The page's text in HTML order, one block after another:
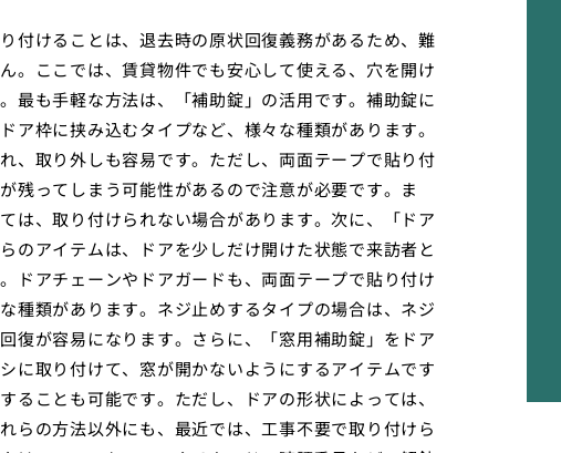
付けることは、退去時の原状回復義務があるため、難
。ここでは、賃貸物件でも安心して使える、穴を開け
最も手軽な方法は、「補助錠」の活用です。補助錠に
枠に挟み込むタイプなど、様々な種類があります。
、取り外しも容易です。ただし、両面テープで貼り付
残ってしまう可能性があるので注意が必要です。ま
は、取り付けられない場合があります。次に、「ドア
のアイテムは、ドアを少しだけ開けた状態で来訪者と
ドアチェーンやドアガードも、両面テープで貼り付け
種類があります。ネジ止めするタイプの場合は、ネジ
復が容易になります。さらに、「窓用補助錠」をドア
に取り付けて、窓が開かないようにするアイテムです
ことも可能です。ただし、ドアの形状によっては、
らの方法以外にも、最近では、工事不要で取り付けら